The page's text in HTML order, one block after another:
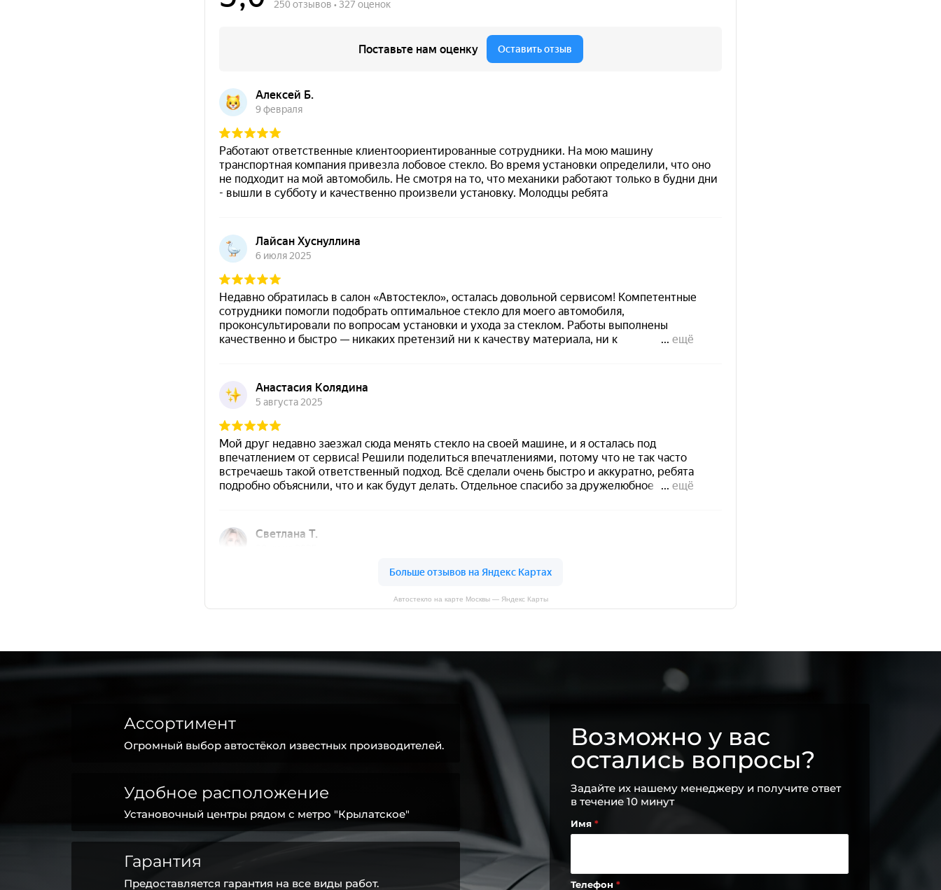
Автостекло на карте Москвы — Яндекс Карты
Ассортимент
Огромный выбор автостёкол известных производителей.
Удобное расположение
Установочный центры рядом с метро "Крылатское"
Гарантия
Предоставляется гарантия на все виды работ.
Возможно у вас
остались вопросы?
Задайте их нашему менеджеру и получите ответ
в течение 10 минут
Имя
Телефон